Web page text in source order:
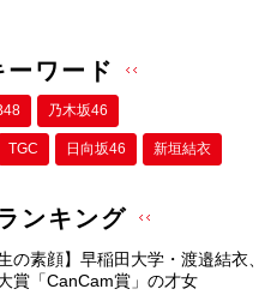
ーワード
乃木坂46
TGC 日向坂46 新垣結衣
ンキング
の素顔】早稲田大学・渡邉結衣、
賞「CanCam賞」の才女